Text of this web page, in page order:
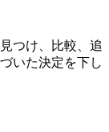
つけ、比較、追
いた決定を下し